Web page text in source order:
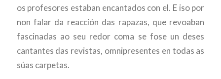
os profesores estaban encantados con el. E iso por
non falar da reacción das rapazas, que revoaban
fascinadas ao seu redor coma se fose un deses
cantantes das revistas, omnipresentes en todas as
súas carpetas.